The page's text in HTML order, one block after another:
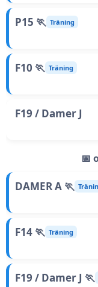
P15 🏃 Träning
F10 🏃 Träning
F19 / Damer J
📅
DAMER A 🏃
F14 🏃 Träning
F19 / Damer J 🏃